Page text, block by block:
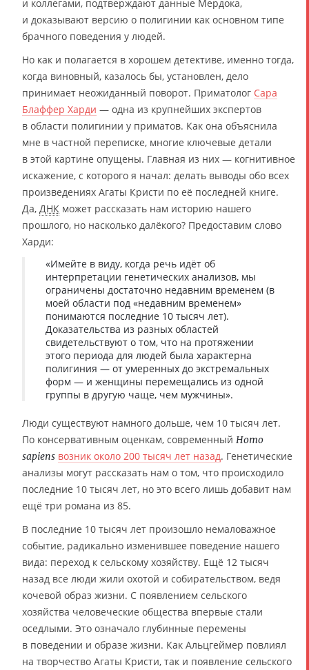
и коллегами, подтверждают данные Мердока,
и доказывают версию о полигинии как основном типе
брачного поведения у людей.
Но как и полагается в хорошем детективе, именно тогда,
когда виновный, казалось бы, установлен, дело
принимает неожиданный поворот. Приматолог Сара
Блаффер Харди — одна из крупнейших экспертов
в области полигинии у приматов. Как она объяснила
мне в частной переписке, многие ключевые детали
в этой картине опущены. Главная из них — когнитивное
искажение, с которого я начал: делать выводы обо всех
произведениях Агаты Кристи по её последней книге.
Да, ДНК может рассказать нам историю нашего
прошлого, но насколько далёкого? Предоставим слово
Харди:
«Имейте в виду, когда речь идёт об
интерпретации генетических анализов, мы
ограничены достаточно недавним временем (в
моей области под «недавним временем»
понимаются последние 10 тысяч лет).
Доказательства из разных областей
свидетельствуют о том, что на протяжении
этого периода для людей была характерна
полигиния — от умеренных до экстремальных
форм — и женщины перемещались из одной
группы в другую чаще, чем мужчины».
Люди существуют намного дольше, чем 10 тысяч лет.
По консервативным оценкам, современный Homo
sapiens возник около 200 тысяч лет назад. Генетические
анализы могут рассказать нам о том, что происходило
последние 10 тысяч лет, но это всего лишь добавит нам
ещё три романа из 85.
В последние 10 тысяч лет произошло немаловажное
событие, радикально изменившее поведение нашего
вида: переход к сельскому хозяйству. Ещё 12 тысяч
назад все люди жили охотой и собирательством, ведя
кочевой образ жизни. С появлением сельского
хозяйства человеческие общества впервые стали
оседлыми. Это означало глубинные перемены
в поведении и образе жизни. Как Альцгеймер повлиял
на творчество Агаты Кристи, так и появление сельского